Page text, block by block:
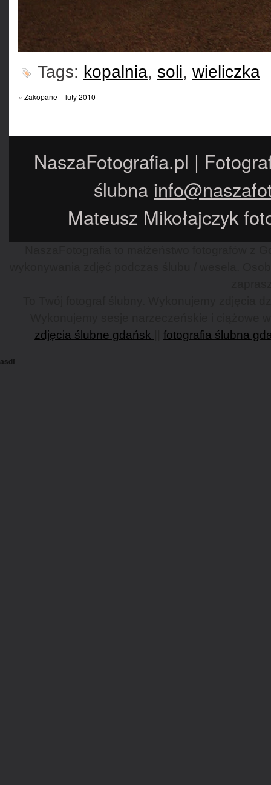
Tags: kopalnia, soli, wieliczka
« Zakopane – luty 2010
NaszaFotografia.pl |
ślubna
Mateusz Mikołajczyk
zdjęcia ślubne gdańsk
fotografia ślubna
asdf